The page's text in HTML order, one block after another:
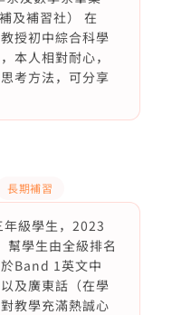
及補習社） 在
授初中綜合科學
本人相對耐心，
考方法，可分享
長期補習
級學生，2023
幫學生由全級排名
Band 1英文中
及廣東話（在學
教學充滿熱誠心